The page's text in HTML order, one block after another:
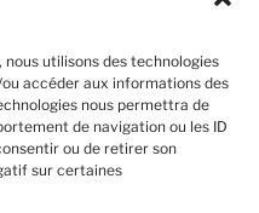
utilisons des technologies
accéder aux informations des
nous permettra de
de navigation ou les ID
ou de retirer son
sur certaines